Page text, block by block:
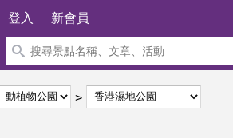
登入 新會員